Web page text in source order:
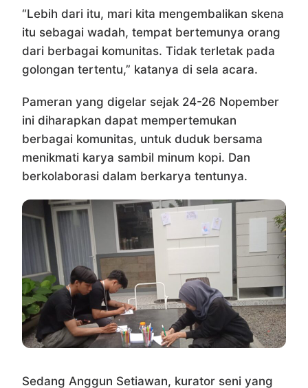
“Lebih dari itu, mari kita mengembalikan skena
itu sebagai wadah, tempat bertemunya orang
dari berbagai komunitas. Tidak terletak pada
golongan tertentu,” katanya di sela acara.
Pameran yang digelar sejak 24-26 Nopember
ini diharapkan dapat mempertemukan
berbagai komunitas, untuk duduk bersama
menikmati karya sambil minum kopi. Dan
berkolaborasi dalam berkarya tentunya.
Sedang Anggun Setiawan, kurator seni yang